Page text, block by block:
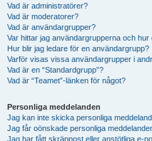
Vad är administratörer?
Vad är moderatorer?
Vad är användargrupper?
Var hittar jag användargrupperna och hur
Hur blir jag ledare för en användargrupp?
Varför visas vissa användargrupper i
Vad är en “Standardgrupp”?
Vad är “Teamet”-länken för något?
Personliga meddelanden
Jag kan inte skicka personliga
Jag får oönskade personliga
Jag har fått skräppost eller anstötliga e-